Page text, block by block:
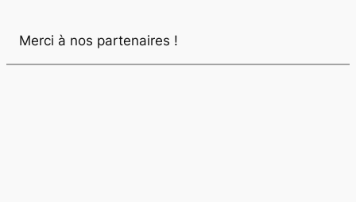
Merci à nos partenaires !